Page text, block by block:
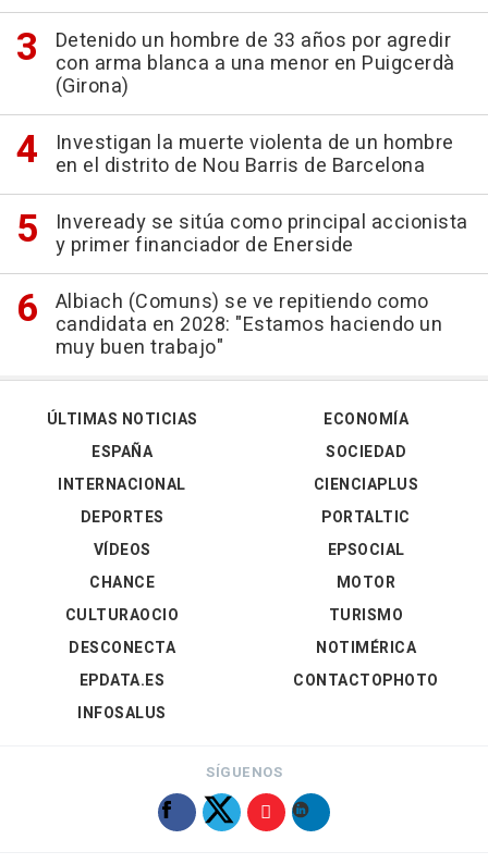
Detenido un hombre de 33 años por agredir
con arma blanca a una menor en Puigcerdà
(Girona)
Investigan la muerte violenta de un hombre
en el distrito de Nou Barris de Barcelona
Inveready se sitúa como principal accionista
y primer financiador de Enerside
Albiach (Comuns) se ve repitiendo como
candidata en 2028: "Estamos haciendo un
muy buen trabajo"
ÚLTIMAS NOTICIAS
ESPAÑA
INTERNACIONAL
DEPORTES
VÍDEOS
ECONOMÍA
SOCIEDAD
CIENCIAPLUS
PORTALTIC
EPSOCIAL
CHANCE
CULTURAOCIO
DESCONECTA
EPDATA.ES
INFOSALUS
MOTOR
TURISMO
NOTIMÉRICA
CONTACTOPHOTO
SÍGUENOS